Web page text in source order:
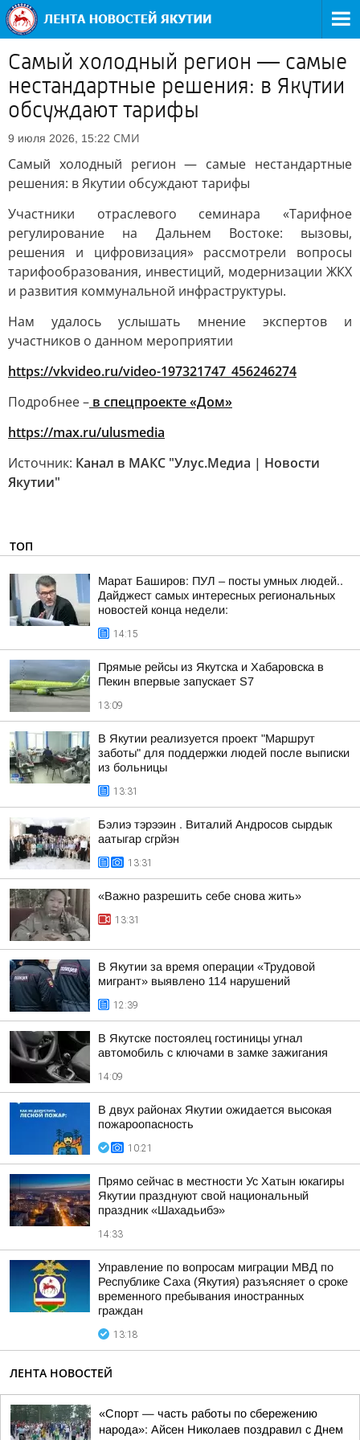
Самый холодный регион — самые
нестандартные решения: в Якутии
обсуждают тарифы
9 июля 2026, 15:22 СМИ
Самый холодный регион — самые нестандартные
решения: в Якутии обсуждают тарифы
Участники отраслевого семинара «Тарифное
регулирование на Дальнем Востоке: вызовы,
решения и цифровизация» рассмотрели вопросы
тарифообразования, инвестиций, модернизации ЖКХ
и развития коммунальной инфраструктуры.
Нам удалось услышать мнение экспертов и
участников о данном мероприятии
https://vkvideo.ru/video-197321747_456246274
Подробнее – в спецпроекте «Дом»
https://max.ru/ulusmedia
Источник: Канал в МАКС "Улус.Медиа | Новости
Якутии"
ТОП
Марат Баширов: ПУЛ – посты умных людей..
Дайджест самых интересных региональных
новостей конца недели:
14:15
Прямые рейсы из Якутска и Хабаровска в
Пекин впервые запускает S7
13:09
В Якутии реализуется проект "Маршрут
заботы" для поддержки людей после выписки
из больницы
13:31
Бэлиэ тэрээин . Виталий Андросов сырдык
аатыгар сгрйэн
13:31
«Важно разрешить себе снова жить»
13:31
В Якутии за время операции «Трудовой
мигрант» выявлено 114 нарушений
12:39
В Якутске постоялец гостиницы угнал
автомобиль с ключами в замке зажигания
14:09
В двух районах Якутии ожидается высокая
пожароопасность
10:21
Прямо сейчас в местности Ус Хатын юкагиры
Якутии празднуют свой национальный
праздник «Шахадьибэ»
14:33
Управление по вопросам миграции МВД по
Республике Саха (Якутия) разъясняет о сроке
временного пребывания иностранных
граждан
13:18
ЛЕНТА НОВОСТЕЙ
«Спорт — часть работы по сбережению
народа»: Айсен Николаев поздравил с Днем